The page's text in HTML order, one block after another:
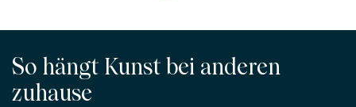
So hängt Kunst bei anderen
zuhause